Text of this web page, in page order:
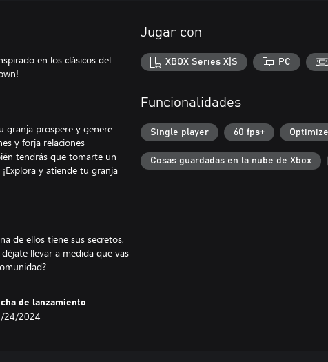
en los clásicos del
granja prospere y genere
y forja relaciones
tendrás que tomarte un
y atiende tu granja
de ellos tiene sus secretos,
llevar a medida que vas
de lanzamiento
24/2024
Jugar con
XBOX Series X|S PC
Funcionalidades
Single player 60 fps+
Cosas guardadas en la nube de Xbox